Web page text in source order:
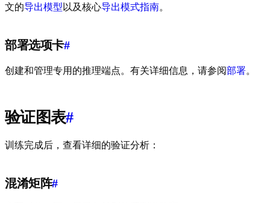
文的导出模型 以及核心导出模式指南。
部署选项卡#
创建和管理专用的推理端点。有关详细信息，请参阅部署。
验证图表#
训练完成后，查看详细的验证分析：
混淆矩阵#